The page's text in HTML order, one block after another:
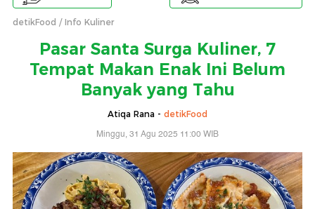
detikFood Info Kuliner
Pasar Santa Surga Kuliner, 7
Tempat Makan Enak Ini Belum
Banyak yang Tahu
Atiqa Rana - detikFood
Minggu, 31 Agu 2025 11:00 WIB